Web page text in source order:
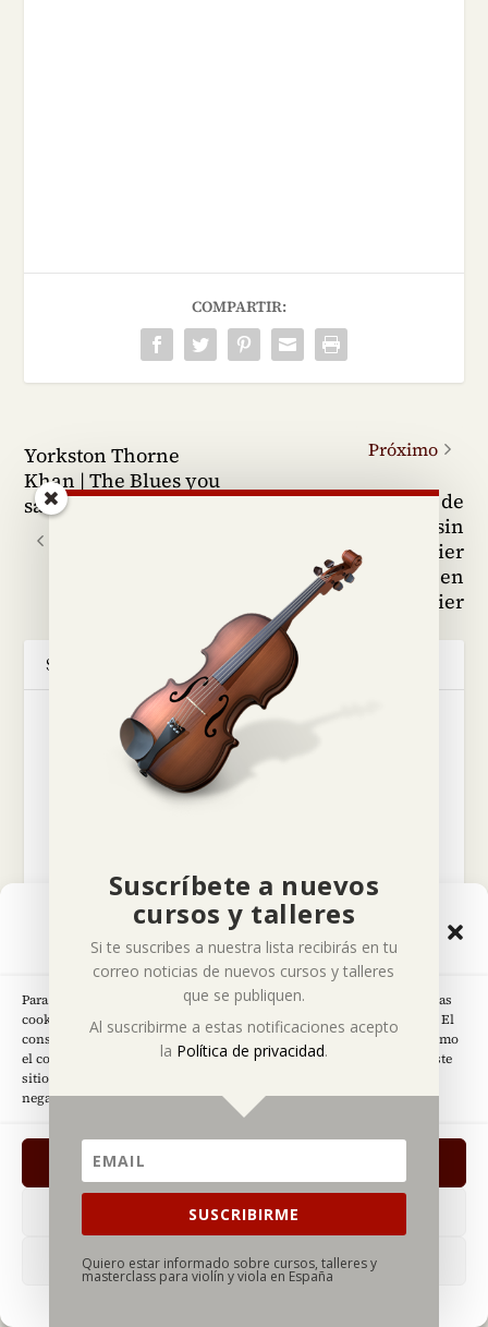
Gestionar el Consentimiento
de las Cookies
Para ofrecer las mejores experiencias, utilizamos tecnologías como las
cookies para almacenar y/o acceder a la información del dispositivo. El
consentimiento de estas tecnologías nos permitirá procesar datos como
el comportamiento de navegación o las identificaciones únicas en este
sitio. No consentir o retirar el consentimiento, puede afectar
negativamente a ciertas características y funciones.
DENEGAR
VER PREFERENCIAS
COMPARTIR:
Yorkston Thorne
Khan | The Blues you
sang
Próximo
«Clinic» de
instrumentos sin
coste por el luthier
Giorgio Grisales en
Violines De Luthier
SOBRE EL AUTOR
Diseñador gráfico, violinista aficionado,
lector insaciable y creador de Deviolines.
ARTÍCULOS RELACIONADOS
Suscríbete a nuevos
cursos y talleres
Si te suscribes a nuestra lista recibirás en tu
correo noticias de nuevos cursos y talleres
que se publiquen.
Al suscribirme a estas notificaciones acepto
la Política de privacidad.
SUSCRIBIRME
Quiero estar informado sobre cursos, talleres y
masterclass para violín y viola en España